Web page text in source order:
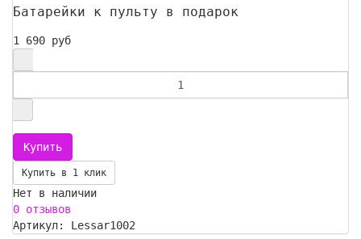
Батарейки к пульту в подарок
1 690 руб
Купить в 1 клик
Нет в наличии
0 отзывов
Артикул: Lessar1002